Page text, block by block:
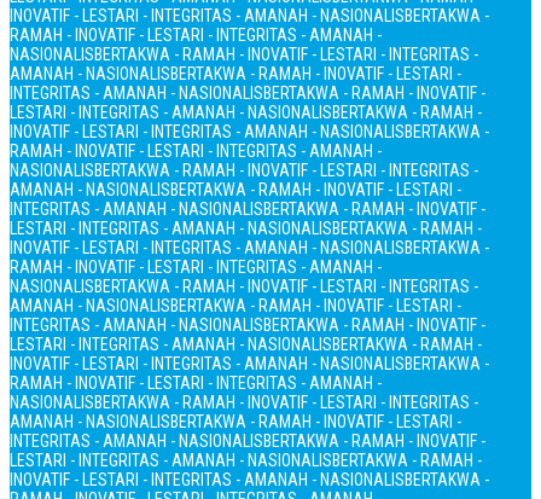
INOVATIF - LESTARI - INTEGRITAS - AMANAH - NASIONALISBERTAKWA -
RAMAH - INOVATIF - LESTARI - INTEGRITAS - AMANAH -
NASIONALISBERTAKWA - RAMAH - INOVATIF - LESTARI - INTEGRITAS -
AMANAH - NASIONALISBERTAKWA - RAMAH - INOVATIF - LESTARI -
INTEGRITAS - AMANAH - NASIONALISBERTAKWA - RAMAH - INOVATIF -
LESTARI - INTEGRITAS - AMANAH - NASIONALISBERTAKWA - RAMAH -
INOVATIF - LESTARI - INTEGRITAS - AMANAH - NASIONALISBERTAKWA -
RAMAH - INOVATIF - LESTARI - INTEGRITAS - AMANAH -
NASIONALISBERTAKWA - RAMAH - INOVATIF - LESTARI - INTEGRITAS -
AMANAH - NASIONALISBERTAKWA - RAMAH - INOVATIF - LESTARI -
INTEGRITAS - AMANAH - NASIONALISBERTAKWA - RAMAH - INOVATIF -
LESTARI - INTEGRITAS - AMANAH - NASIONALISBERTAKWA - RAMAH -
INOVATIF - LESTARI - INTEGRITAS - AMANAH - NASIONALISBERTAKWA -
RAMAH - INOVATIF - LESTARI - INTEGRITAS - AMANAH -
NASIONALISBERTAKWA - RAMAH - INOVATIF - LESTARI - INTEGRITAS -
AMANAH - NASIONALISBERTAKWA - RAMAH - INOVATIF - LESTARI -
INTEGRITAS - AMANAH - NASIONALISBERTAKWA - RAMAH - INOVATIF -
LESTARI - INTEGRITAS - AMANAH - NASIONALISBERTAKWA - RAMAH -
INOVATIF - LESTARI - INTEGRITAS - AMANAH - NASIONALISBERTAKWA -
RAMAH - INOVATIF - LESTARI - INTEGRITAS - AMANAH -
NASIONALISBERTAKWA - RAMAH - INOVATIF - LESTARI - INTEGRITAS -
AMANAH - NASIONALISBERTAKWA - RAMAH - INOVATIF - LESTARI -
INTEGRITAS - AMANAH - NASIONALISBERTAKWA - RAMAH - INOVATIF -
LESTARI - INTEGRITAS - AMANAH - NASIONALISBERTAKWA - RAMAH -
INOVATIF - LESTARI - INTEGRITAS - AMANAH - NASIONALISBERTAKWA -